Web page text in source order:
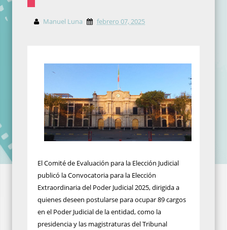
Manuel Luna febrero 07, 2025
El Comité de Evaluación para la Elección Judicial
publicó la Convocatoria para la Elección
Extraordinaria del Poder Judicial 2025, dirigida a
quienes deseen postularse para ocupar 89 cargos
en el Poder Judicial de la entidad, como la
presidencia y las magistraturas del Tribunal